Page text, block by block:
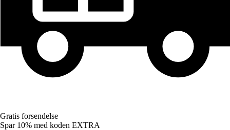
Gratis forsendelse
Spar 10% med koden EXTRA